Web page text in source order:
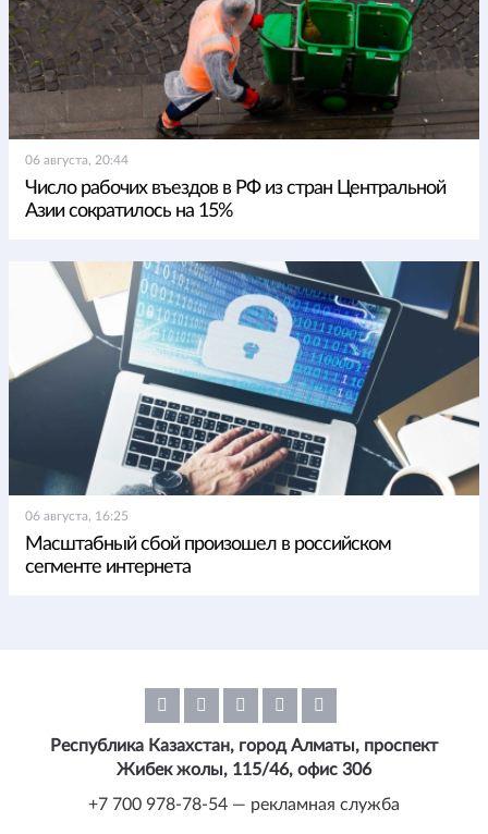
06 августа, 20:44
Число рабочих въездов в РФ из стран Центральной
Азии сократилось на 15%
06 августа, 16:25
Масштабный сбой произошел в российском
сегменте интернета
Республика Казахстан, город Алматы, проспект
Жибек жолы, 115/46, офис 306
+7 700 978-78-54 — рекламная служба